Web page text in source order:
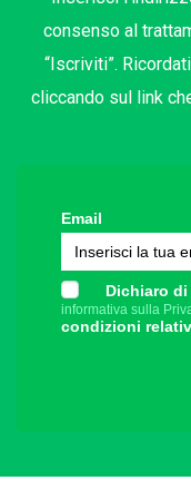
consenso al
“Iscriviti”.
cliccando sul link
Email
Dichiaro
informativa sulla
condizioni